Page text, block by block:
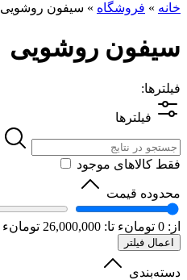
خانه » فروشگاه » سیفون روشویی
سیفون روشویی
فیلترها:
فیلترها
فقط کالاهای موجود
محدوده قیمت
از: 0 تومانء تا: 26,000,000 تومانء
اعمال فیلتر
دسته‌بندی